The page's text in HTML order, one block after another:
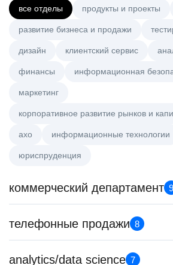
все отделы продукты и проекты
развитие бизнеса и продажи
дизайн клиентский сервис
финансы информационная
маркетинг
корпоративное развитие рынков и
axo информационные технологии
юриспруденция
коммерческий департамент 9
Аналитик данных (направление
HeadHunter::Коммерческий
з/п не указана
телефонные продажи 8
Старший специалист телемаркетинга
analytics/data science 7